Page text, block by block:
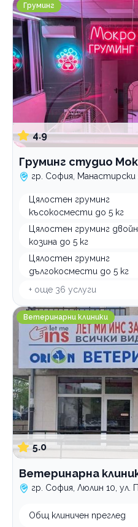
Груминг
4.9
Груминг студио
гр. София, Манастирски
Цялостен груминг
късокосмести до 5 кг
Цялостен груминг
козина до 5 кг
Цялостен груминг
дългокосмести до 5 кг
+ още 36 услуги
Ветеринарна клиника
Ветеринарни клиники
5.0
Ветеринарна
гр. София, Люлин 10, ул.
Общ клиничен преглед